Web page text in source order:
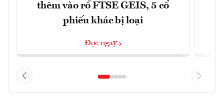
thêm vào rổ FTSE GEIS, 5 cổ
phiếu khác bị loại
Đọc ngay